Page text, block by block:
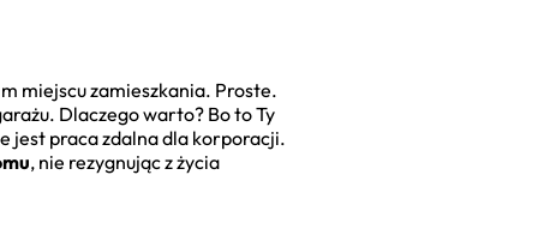
miejscu zamieszkania. Proste.
Dlaczego warto? Bo to Ty
jest praca zdalna dla korporacji.
, nie rezygnując z życia